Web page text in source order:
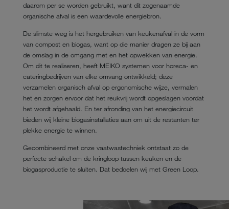
daarom per se worden gebruikt, want dit zogenaamde
organische afval is een waardevolle energiebron.
De slimste weg is het hergebruiken van keukenafval in de vorm
van compost en biogas, want op die manier dragen ze bij aan
de omslag in de omgang met en het opwekken van energie.
Om dit te realiseren, heeft MEIKO systemen voor horeca- en
cateringbedrijven van elke omvang ontwikkeld; deze
verzamelen organisch afval op ergonomische wijze, vermalen
het en zorgen ervoor dat het reukvrij wordt opgeslagen voordat
het wordt afgehaald. En ter afronding van het energiecircuit
bieden wij kleine biogasinstallaties aan om uit de restanten ter
plekke energie te winnen.
Gecombineerd met onze vaatwastechniek ontstaat zo de
perfecte schakel om de kringloop tussen keuken en de
biogasproductie te sluiten. Dat bedoelen wij met Green Loop.